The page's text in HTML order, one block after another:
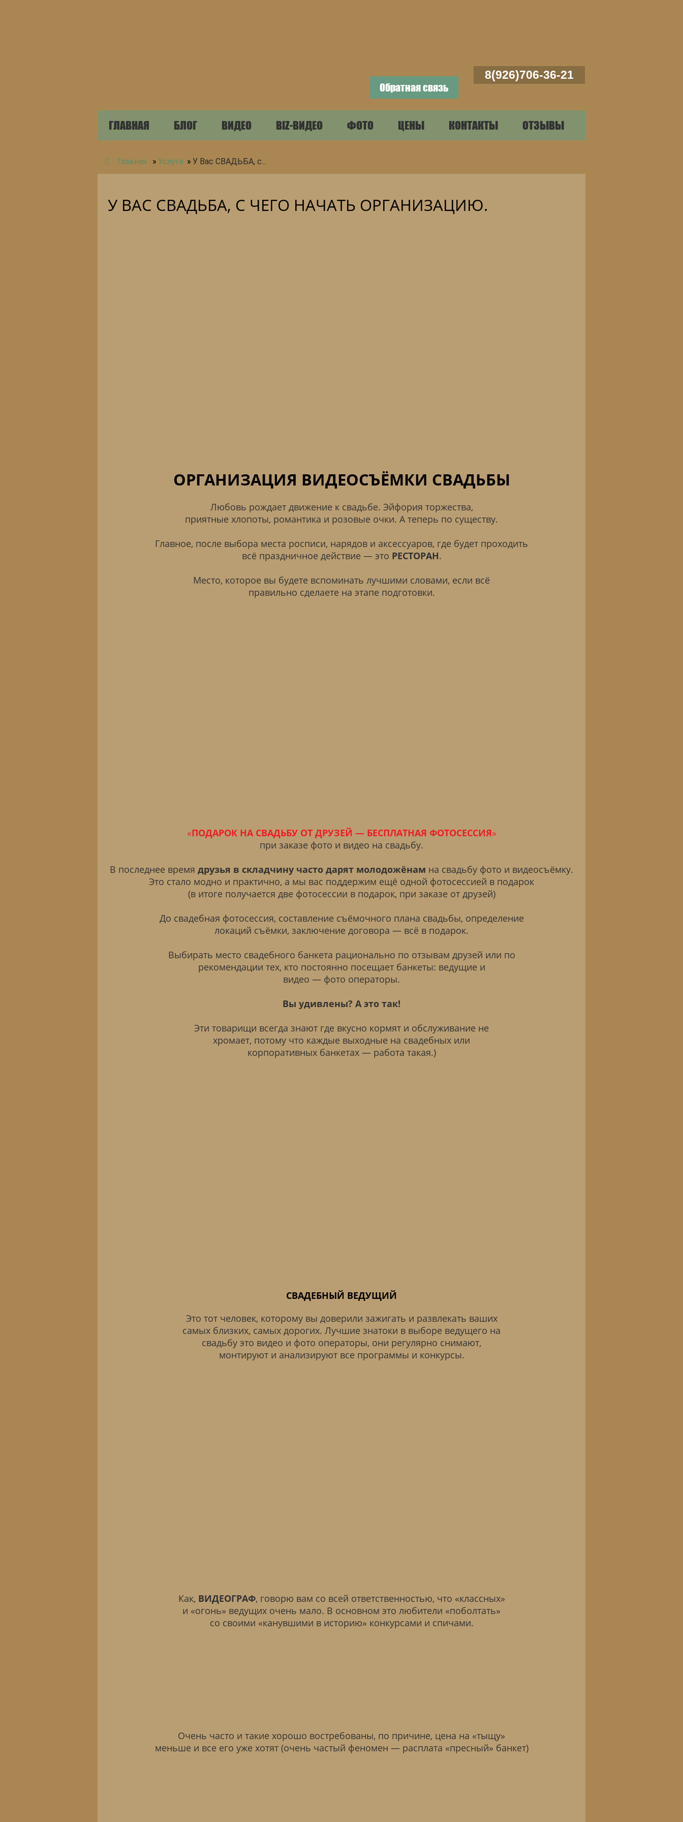
8(926)706-36-21
Обратная связь
ГЛАВНАЯ БЛОГ ВИДЕО BIZ-ВИДЕО ФОТО ЦЕНЫ КОНТАКТЫ ОТЗЫВЫ
Главная » Услуги » У Вас СВАДЬБА, с...
У ВАС СВАДЬБА, С ЧЕГО НАЧАТЬ ОРГАНИЗАЦИЮ.
ОРГАНИЗАЦИЯ ВИДЕОСЪЁМКИ СВАДЬБЫ
Любовь рождает движение к свадьбе. Эйфория торжества,
приятные хлопоты, романтика и розовые очки. А теперь по существу.
Главное, после выбора места росписи, нарядов и аксессуаров, где будет проходить
всё праздничное действие — это РЕСТОРАН.
Место, которое вы будете вспоминать лучшими словами, если всё
правильно сделаете на этапе подготовки.
«ПОДАРОК НА СВАДЬБУ ОТ ДРУЗЕЙ — БЕСПЛАТНАЯ ФОТОСЕССИЯ»
при заказе фото и видео на свадьбу.
В последнее время друзья в складчину часто дарят молодожёнам на свадьбу фото и видеосъёмку.
Это стало модно и практично, а мы вас поддержим ещё одной фотосессией в подарок
(в итоге получается две фотосессии в подарок, при заказе от друзей)
До свадебная фотосессия, составление съёмочного плана свадьбы, определение
локаций съёмки, заключение договора — всё в подарок.
Выбирать место свадебного банкета рационально по отзывам друзей или по
рекомендации тех, кто постоянно посещает банкеты: ведущие и
видео — фото операторы.
Вы удивлены? А это так!
Эти товарищи всегда знают где вкусно кормят и обслуживание не
хромает, потому что каждые выходные на свадебных или
корпоративных банкетах — работа такая.)
СВАДЕБНЫЙ ВЕДУЩИЙ
Это тот человек, которому вы доверили зажигать и развлекать ваших
самых близких, самых дорогих. Лучшие знатоки в выборе ведущего на
свадьбу это видео и фото операторы, они регулярно снимают,
монтируют и анализируют все программы и конкурсы.
Как, ВИДЕОГРАФ, говорю вам со всей ответственностью, что «классных»
и «огонь» ведущих очень мало. В основном это любители «поболтать»
со своими «канувшими в историю» конкурсами и спичами.
Очень часто и такие хорошо востребованы, по причине, цена на «тыщу»
меньше и все его уже хотят (очень частый феномен — расплата «пресный» банкет)